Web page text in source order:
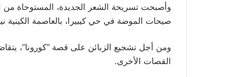
وأصبحت تسريحة الشعر الجديدة، المستوحاة
صيحات الموضة في حي كيبيرا، بالعاصمة الكينية
ومن أجل تشجيع الزبائن على قصة “كورونا”،
القصات الأخرى.